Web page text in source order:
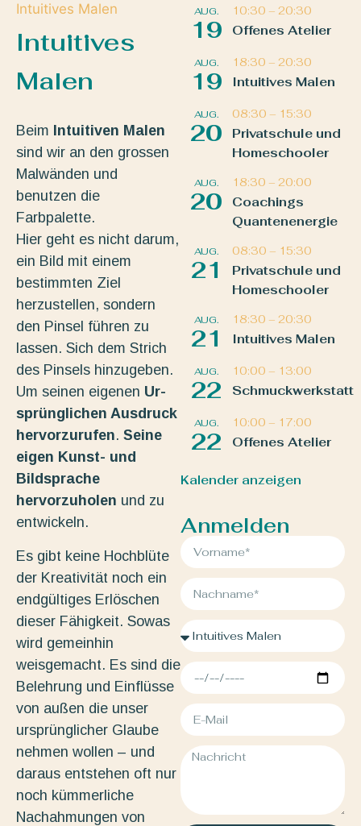
Intuitives Malen
Intuitives
Malen
Beim Intuitiven Malen
sind wir an den grossen
Malwänden und
benutzen die
Farbpalette.
Hier geht es nicht darum,
ein Bild mit einem
bestimmten Ziel
herzustellen, sondern
den Pinsel führen zu
lassen. Sich dem Strich
des Pinsels hinzugeben.
Um seinen eigenen Ur-
sprünglichen Ausdruck
hervorzurufen. Seine
eigen Kunst- und
Bildsprache
hervorzuholen und zu
entwickeln.
Es gibt keine Hochblüte
der Kreativität noch ein
endgültiges Erlöschen
dieser Fähigkeit. Sowas
wird gemeinhin
weisgemacht. Es sind die
Belehrung und Einflüsse
von außen die unser
ursprünglicher Glaube
nehmen wollen – und
daraus entstehen oft nur
noch kümmerliche
Nachahmungen von
AUG.
19
10:30 – 20:30
Offenes Atelier
AUG.
19
18:30 – 20:30
Intuitives Malen
AUG.
20
08:30 – 15:30
Privatschule und
Homeschooler
AUG.
20
18:30 – 20:00
Coachings
Quantenenergie
AUG.
21
08:30 – 15:30
Privatschule und
Homeschooler
AUG.
21
18:30 – 20:30
Intuitives Malen
AUG.
22
10:00 – 13:00
Schmuckwerkstatt
AUG.
22
10:00 – 17:00
Offenes Atelier
Kalender anzeigen
Anmelden